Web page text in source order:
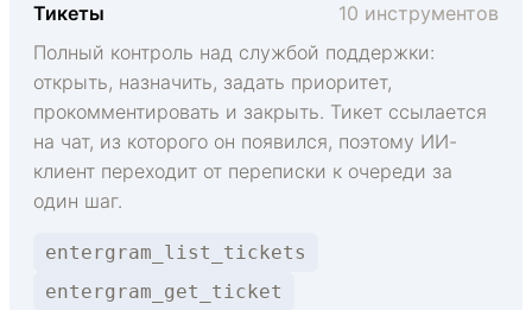
Тикеты
10 инструментов
Полный контроль над службой поддержки:
открыть, назначить, задать приоритет,
прокомментировать и закрыть. Тикет ссылается
на чат, из которого он появился, поэтому ИИ-
клиент переходит от переписки к очереди за
один шаг.
entergram_list_tickets
entergram_get_ticket